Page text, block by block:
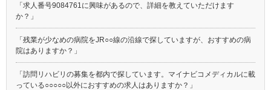
「求人番号9084761に興味があるので、詳細を教えていただけます
か？」
「残業が少なめの病院をJR○○線の沿線で探していますが、おすすめの病
院はありますか？」
「訪問リハビリの募集を都内で探しています。マイナビコメディカルに載
っている○○○○○以外におすすめの求人はありますか？」